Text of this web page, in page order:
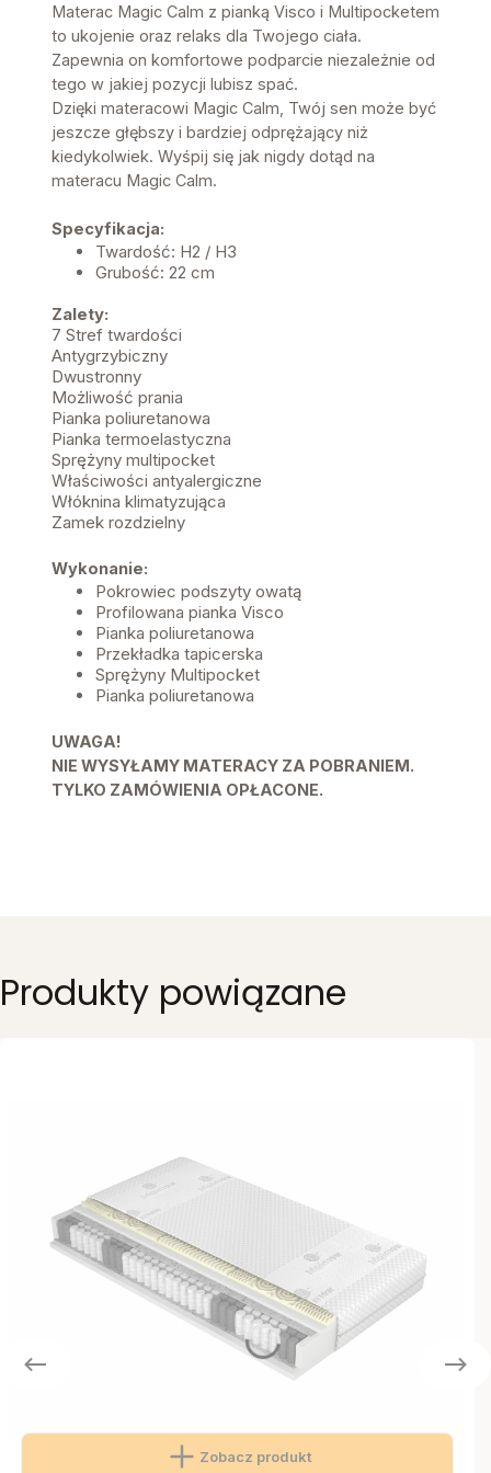
Materac Magic Calm z pianką Visco i Multipocketem
to ukojenie oraz relaks dla Twojego ciała.
Zapewnia on komfortowe podparcie niezależnie od
tego w jakiej pozycji lubisz spać.
Dzięki materacowi Magic Calm, Twój sen może być
jeszcze głębszy i bardziej odprężający niż
kiedykolwiek. Wyśpij się jak nigdy dotąd na
materacu Magic Calm.
Specyfikacja:
Twardość: H2 / H3
Grubość: 22 cm
Zalety:
7 Stref twardości
Antygrzybiczny
Dwustronny
Możliwość prania
Pianka poliuretanowa
Pianka termoelastyczna
Sprężyny multipocket
Właściwości antyalergiczne
Włóknina klimatyzująca
Zamek rozdzielny
Wykonanie:
Pokrowiec podszyty owatą
Profilowana pianka Visco
Pianka poliuretanowa
Przekładka tapicerska
Sprężyny Multipocket
Pianka poliuretanowa
UWAGA!
NIE WYSYŁAMY MATERACY ZA POBRANIEM.
TYLKO ZAMÓWIENIA OPŁACONE.
Produkty powiązane
Zobacz produkt